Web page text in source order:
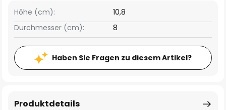
Höhe (cm):
10,8
Durchmesser (cm):
8
Haben Sie Fragen zu diesem Artikel?
Produktdetails